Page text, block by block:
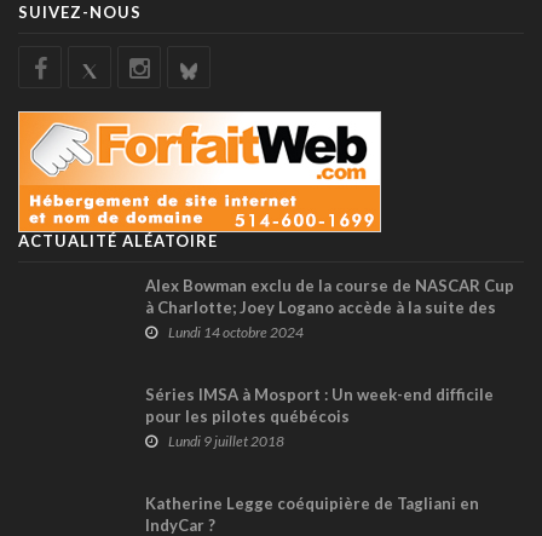
SUIVEZ-NOUS
ACTUALITÉ ALÉATOIRE
Alex Bowman exclu de la course de NASCAR Cup
à Charlotte; Joey Logano accède à la suite des
séries !
Lundi 14 octobre 2024
Séries IMSA à Mosport : Un week-end difficile
pour les pilotes québécois
Lundi 9 juillet 2018
Katherine Legge coéquipière de Tagliani en
IndyCar ?